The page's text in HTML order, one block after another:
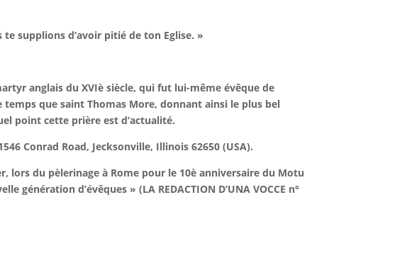
supplions d’avoir pitié de ton Eglise. »
anglais du XVIè siècle, qui fut lui-même évêque de
que saint Thomas More, donnant ainsi le plus bel
point cette prière est d’actualité.
Conrad Road, Jecksonville, Illinois 62650 (USA).
lors du pèlerinage à Rome pour le 10è anniversaire du Motu
génération d’évêques » (LA REDACTION D’UNA VOCCE n°